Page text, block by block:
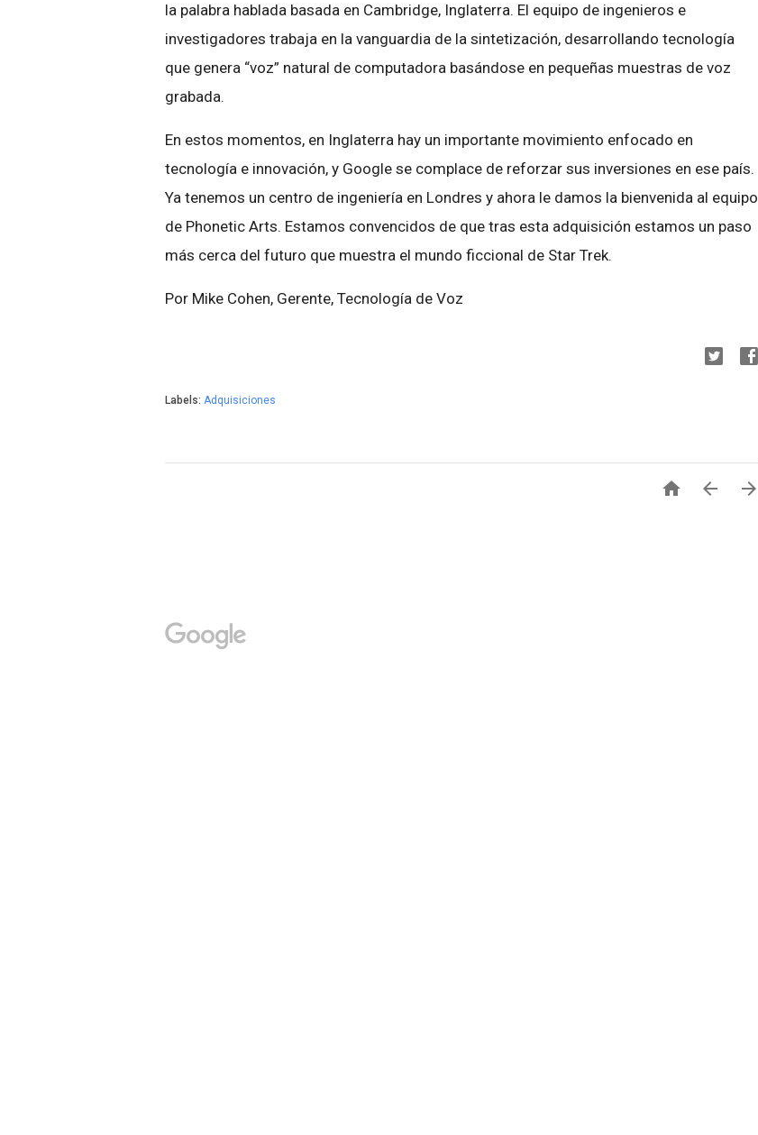
la palabra hablada basada en Cambridge, Inglaterra. El equipo de ingenieros e
investigadores trabaja en la vanguardia de la sintetización, desarrollando tecnología
que genera “voz” natural de computadora basándose en pequeñas muestras de voz
grabada.
En estos momentos, en Inglaterra hay un importante movimiento enfocado en
tecnología e innovación, y Google se complace de reforzar sus inversiones en ese país.
Ya tenemos un centro de ingeniería en Londres y ahora le damos la bienvenida al equipo
de Phonetic Arts. Estamos convencidos de que tras esta adquisición estamos un paso
más cerca del futuro que muestra el mundo ficcional de Star Trek.
Por Mike Cohen, Gerente, Tecnología de Voz
Labels: Adquisiciones
  